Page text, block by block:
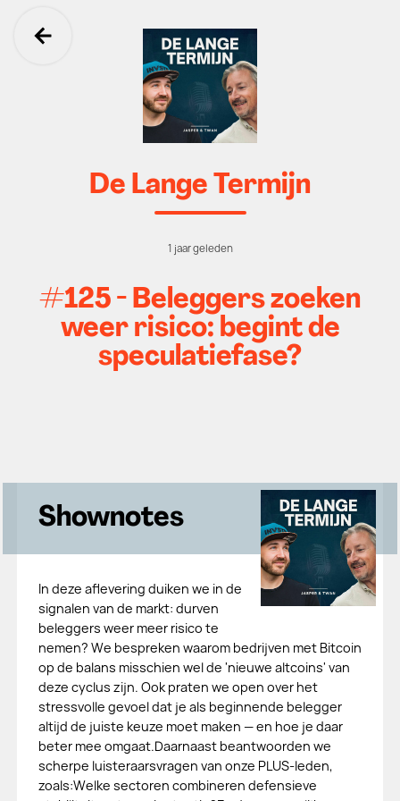
Ga terug
De Lange Termijn
1 jaar geleden
#125 - Beleggers zoeken
weer risico: begint de
speculatiefase?
Shownotes
In deze aflevering duiken we in de
signalen van de markt: durven
beleggers weer meer risico te
nemen? We bespreken waarom bedrijven met Bitcoin
op de balans misschien wel de 'nieuwe altcoins' van
deze cyclus zijn. Ook praten we open over het
stressvolle gevoel dat je als beginnende belegger
altijd de juiste keuze moet maken — en hoe je daar
beter mee omgaat.Daarnaast beantwoorden we
scherpe luisteraarsvragen van onze PLUS-leden,
zoals:Welke sectoren combineren defensieve